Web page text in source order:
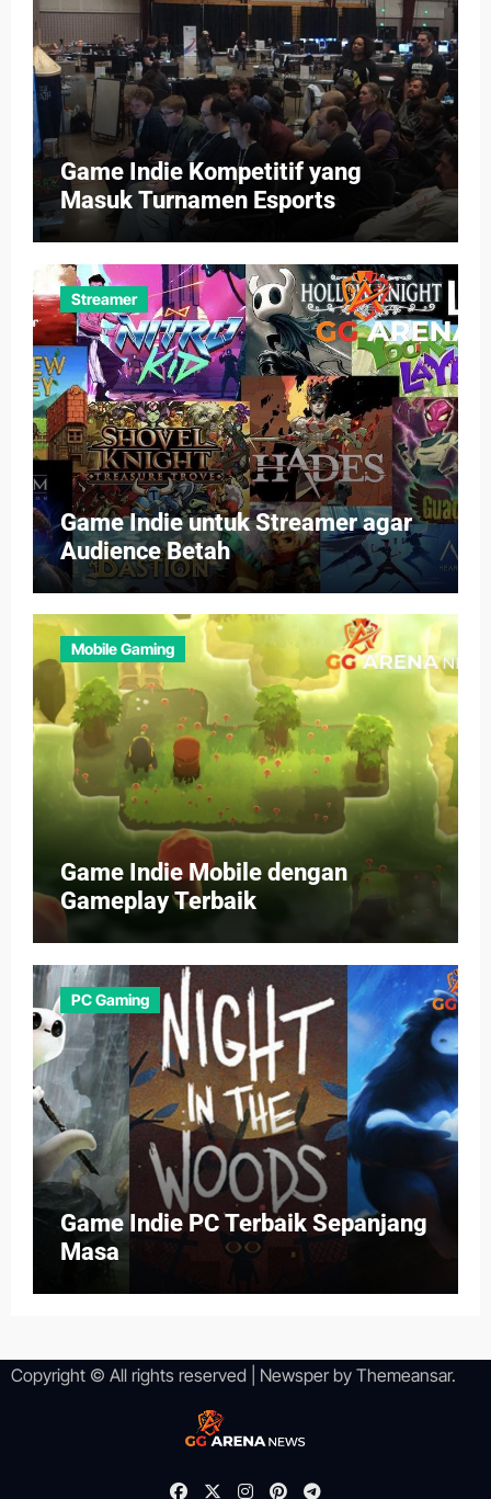
Game Indie Kompetitif yang
Masuk Turnamen Esports
Streamer
Game Indie untuk Streamer agar
Audience Betah
Mobile Gaming
Game Indie Mobile dengan
Gameplay Terbaik
PC Gaming
Game Indie PC Terbaik Sepanjang
Masa
Copyright © All rights reserved Newsperby Themeansar.